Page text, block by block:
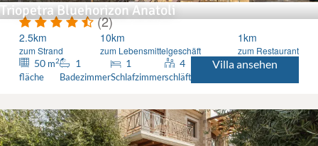
Triopetra Bluehorizon Anatoli
(2)
2.5km
zum Strand
10km
zum Lebensmittelgeschäft
1km
zum Restaurant
50 m2
fläche
1
Badezimmer
1
Schlafzimmer
4
schläft
Villa ansehen